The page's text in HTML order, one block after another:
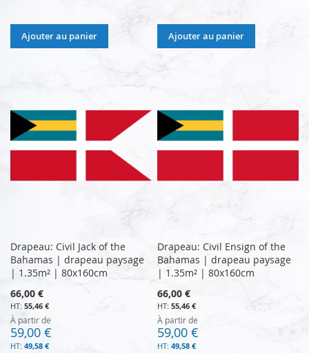
Ajouter au panier Ajouter au panier
Drapeau: Civil Jack of the
Bahamas | drapeau paysage
| 1.35m² | 80x160cm
66,00 €
55,46 €
À partir de
59,00 €
49,58 €
Drapeau: Civil Ensign of the
Bahamas | drapeau paysage
| 1.35m² | 80x160cm
66,00 €
55,46 €
À partir de
59,00 €
49,58 €